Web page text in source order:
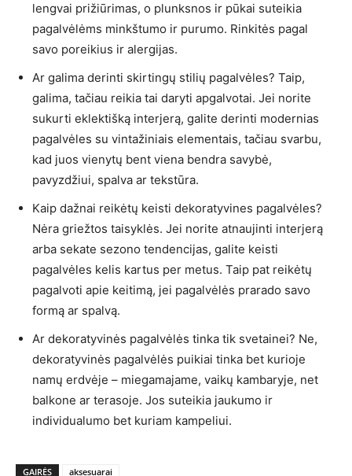
lengvai prižiūrimas, o plunksnos ir pūkai suteikia
pagalvėlėms minkštumo ir purumo. Rinkitės pagal
savo poreikius ir alergijas.
Ar galima derinti skirtingų stilių pagalvėles? Taip,
galima, tačiau reikia tai daryti apgalvotai. Jei norite
sukurti eklektišką interjerą, galite derinti modernias
pagalvėles su vintažiniais elementais, tačiau svarbu,
kad juos vienytų bent viena bendra savybė,
pavyzdžiui, spalva ar tekstūra.
Kaip dažnai reikėtų keisti dekoratyvines pagalvėles?
Nėra griežtos taisyklės. Jei norite atnaujinti interjerą
arba sekate sezono tendencijas, galite keisti
pagalvėles kelis kartus per metus. Taip pat reikėtų
pagalvoti apie keitimą, jei pagalvėlės prarado savo
formą ar spalvą.
Ar dekoratyvinės pagalvėlės tinka tik svetainei? Ne,
dekoratyvinės pagalvėlės puikiai tinka bet kurioje
namų erdvėje – miegamajame, vaikų kambaryje, net
balkone ar terasoje. Jos suteikia jaukumo ir
individualumo bet kuriam kampeliui.
GAIRĖS aksesuarai